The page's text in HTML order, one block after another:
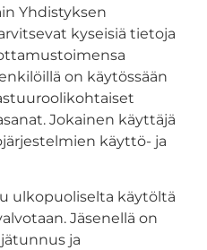
Yhdistyksen
kyseisiä tietoja
on käytössään
Jokainen käyttäjä
käyttö- ja
ulkopuoliselta käytöltä
Jäsenellä on
ja